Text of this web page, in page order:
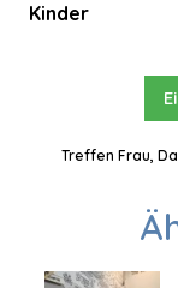
Kinder
Treffen Frau,